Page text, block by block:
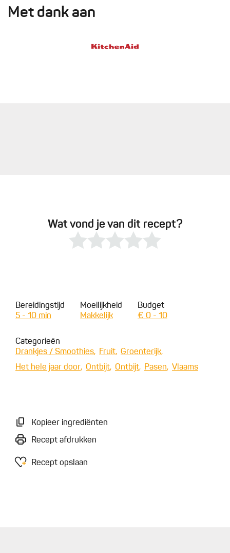
Met dank aan
Wat vond je van dit recept?
Bereidingstijd
5 - 10 min
Moeilijkheid
Makkelijk
Budget
€ 0 - 10
Categorieën
Drankjes / Smoothies
Fruit
Groenterijk
Het hele jaar door
Ontbijt Ontbijt Pasen Vlaams
Kopieer ingrediënten
Recept afdrukken
Recept opslaan